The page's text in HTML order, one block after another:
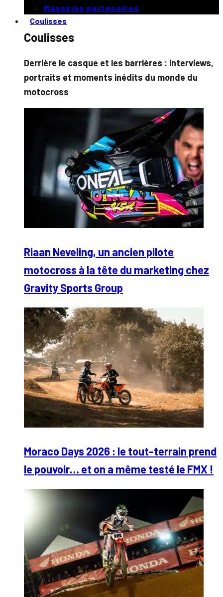
Magasins partenaires
Coulisses
Coulisses
Derrière le casque et les barrières : interviews,
portraits et moments inédits du monde du
motocross
Riaan Neveling, un ancien pilote
motocross à la tête du marketing chez
Gravity Sports Group
Moraco Days 2026 : le tout-terrain prend
le pouvoir… et on a même testé le FMX !